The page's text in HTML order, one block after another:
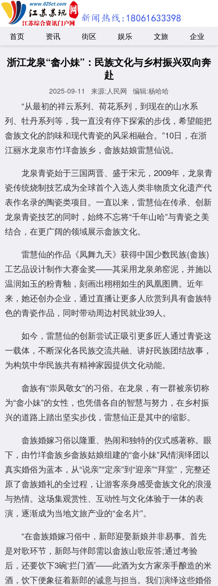
首页 资讯 街区 娱乐 文旅 企业
浙江龙泉“畲小妹”：民族文化与乡村振兴双向奔
赴
2025-09-11 来源:人民网 编辑:杨哈哈
“从最初的祥云系列、荷花系列，到现在的山水系
列、牡丹系列等，我一直没有停下探索的步伐，希望能把
畲族文化的韵味和现代青瓷的风采相融合。”10日，在浙
江丽水龙泉市竹垟畲族乡，畲族姑娘雷慧仙说。
龙泉青瓷始于三国两晋、盛于宋元，2009年，龙泉青
瓷传统烧制技艺成为全球首个入选人类非物质文化遗产代
表作名录的陶瓷类项目。一直以来，雷慧仙在传承、创新
龙泉青瓷技艺的同时，始终不忘将“千年山哈”与青瓷之美
结合，在更广阔的领域展示畲族文化。
雷慧仙的作品《凤舞九天》获得中国少数民族(畲族)
工艺品设计制作大赛金奖——其采用龙泉弟窑泥，并施以
温润如玉的粉青釉，刻画出栩栩如生的凤凰图腾。近年
来，她还创办企业，通过直播让更多人欣赏到具有畲族特
色的青瓷作品，同时带动周边村民就业39人。
如今，雷慧仙的创新尝试正吸引更多匠人通过青瓷这
一载体，不断深化各民族交流共融、讲好民族团结故事，
为构筑中华民族共有精神家园提供文化动能。
畲族有“崇凤敬女”的习俗。在龙泉，有一群被亲切称
为“畲小妹”的女性，也凭借各自的智慧与努力，在乡村振
兴的道路上踏出坚实步伐，雷慧仙正是其中的缩影。
畲族婚嫁习俗以隆重、热闹和独特的仪式感著称。眼
下，由竹垟畲族乡畲族姑娘组建的“畲小妹”风情演绎团以
真实婚俗为蓝本，从“说亲”“定亲”到“迎亲”“拜堂”，完整还
原了畲族婚礼的全过程，让游客亲身感受畲族文化的浪漫
与热情。这场集观赏性、互动性与文化体验于一体的表
演，逐渐成为当地文旅产业的“金名片”。
“在畲族婚嫁习俗中，新郎迎娶新娘并非易事。首先
是对歌环节，新郎与伴郎需以畲族山歌应答;通过考验
后，还要饮下3碗‘拦门酒’——此酒为女方家亲手酿造的米
酒，饮下便象征着新郎的诚意与担当。我们演绎这些婚俗